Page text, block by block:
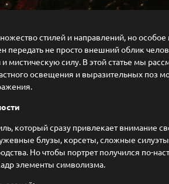
стилей и направлений, но особое
передать не просто внешний облик
мистическую силу. В этой статье мы
освещения и выразительных поз
который сразу привлекает внимание
блузы, корсеты, сложные
Но чтобы портрет получился по-
элементы символизма.